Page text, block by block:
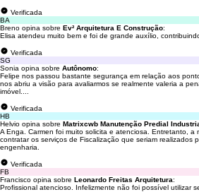
Verificada
BA
Breno opina sobre Ev² Arquitetura E Construção:
Elisa atendeu muito bem e foi de grande auxílio,
Verificada
SG
Sonia opina sobre Autônomo:
Felipe nos passou bastante segurança em relação aos
nos abriu a visão para avaliarmos se realmente valeria a
imóvel....
Verificada
HB
Helvio opina sobre Matrixcwb Manutenção Predial
A Enga. Carmen foi muito solicita e atenciosa. Entretanto, a
contratar os serviços de Fiscalização que seriam realizados
engenharia.
Verificada
FB
Francisco opina sobre Leonardo Freitas Arquitetura:
Profissional atencioso. Infelizmente não foi possível utilizar